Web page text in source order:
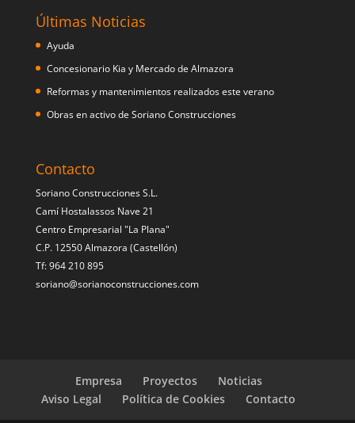
Últimas Noticias
Ayuda
Concesionario Kia y Mercado de Almazora
Reformas y mantenimientos realizados este verano
Obras en activo de Soriano Construcciones
Contacto
Soriano Construcciones S.L.
Camí Hostalassos Nave 21
Centro Empresarial "La Plana"
C.P. 12550 Almazora (Castellón)
Tf: 964 210 895
soriano@sorianoconstrucciones.com
Empresa Proyectos
Noticias
Aviso Legal
Política de Cookies Contacto